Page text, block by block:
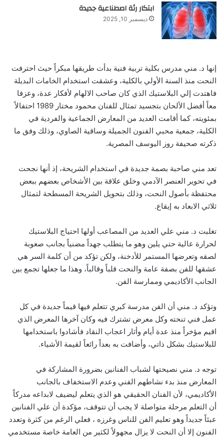
ابتكار رئة اصطناعية جديدة
ديسمبر 10, 2025
إنها د. مني مدرس بكلية تربية فنية بدأت طريقها مبكراً حيث احترفت
النحت منذ السنة الأولي بالكلية، وعشقت استخدام الخامات البديلة
فاهتدت إلي البلاستيك الذي كان صاحب الالهام لأفكار عدة، وعزفا
معاً أفضل الألحان بتجسيد تمثال للفنان محمود مختار 1989 احتفالاً
بمئويته، كما أقامت العديد من المعارض الجماعية والفردية في
الكلية، جمعية محبي الفنون الجميلة وساقية الصاوي، وذلك وفق ما
ذكرته صحيفة روز اليوسف المصرية.
تعد مني صاحبة بصمة جديدة في استخدام الشريحة، إذ أنها نجحت
في تحوير العنصر الآدمي وخلق علاقة بين الأشخاص بعضهم ببعض
محتفظة بأصول النحت، وذلك بتحويل الشريحة المسطحة لتمثال
ثلاثي الابعاد به إيقاع.
تغلبت د. مني علي العديد من المصاعب أولها احتياج البلاستيك
لحرارة عالية حتي يلين وهو ما يتطلب جهداً مضنياً بجانب صعوبة
لصقه وتعرضها المستمر للأدخنة، ولكن تؤكد من أن كلمة السر هي
عشقها للفن بصفة عامة والنحت قلباً وقالباً، وهذا ما جعلها تجمع بين
الجانب الأكاديمي وممارسة الفن.
وتؤكد د. مني أن الفن مدرسة كبري تتعلم فيها قيماً جديدة في كل
عمل فني تنحته وكل معرض تشترك فيه وكان آخرها المعرض الذي
اقيم مؤخراً منذ عدة أيام وأثار اعجاب النقاد فأشادوا باستخدامها
للبلاستيك بشكل ذاتي، وأضافت به بعداً رائعاً لقيمة الأشياء.
توجه د. مني نصيحتها لشباب الفنانين بضرورة المشاركة في
المعارض منذ بدء نشاطهم الفني وعدم الاستخفاف بالجانب
الأكاديمي، لأن الفنان الحقيقي هو الذي يتعلم ليضيف لابداعه مدركاً
أن التعلم مرحلة متواصلة لا يجب أن تتوقف، مؤكدة أن علي الفنانين
عبئاً جديداً وهو تعليم الفن للناس وغرزه ، فعلي الرغم من كثرة وتعدد
الفنون إلا أن النحت لا يزال مجهولاً لكثير من العامة خاصة مستخدمي